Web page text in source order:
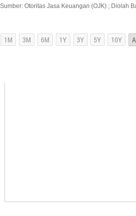
Sumber: Otoritas Jasa Keuangan (OJK) ; Diolah